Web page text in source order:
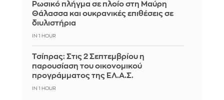
Ρωσικό πλήγμα σε πλοίο στη Μαύρη
Θάλασσα και ουκρανικές επιθέσεις σε
διυλιστήρια
IN 1 HOUR
Τσίπρας: Στις 2 Σεπτεμβρίου η
παρουσίαση του οικονομικού
προγράμματος της ΕΛ.Α.Σ.
IN 1 HOUR